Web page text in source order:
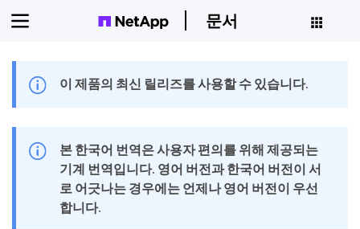
문서
이 제품의 최신 릴리즈를 사용할 수 있습니다.
본 한국어 번역은 사용자 편의를 위해 제공되는
기계 번역입니다. 영어 버전과 한국어 버전이 서
로 어긋나는 경우에는 언제나 영어 버전이 우선
합니다.